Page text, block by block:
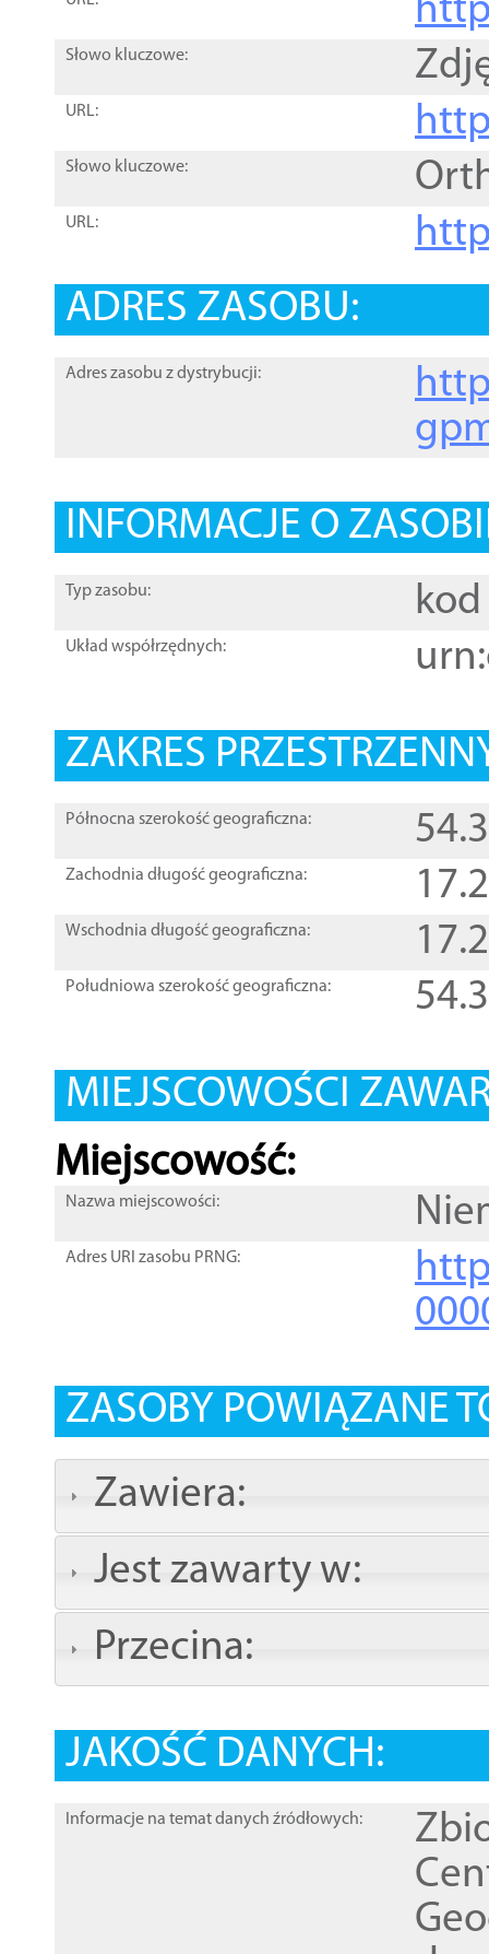
Słowo kluczowe:
URL:
Słowo kluczowe:
URL:
ADRES ZASOBU:
Adres zasobu z dystrybucji:
INFORMACJE O
Typ zasobu: kod
Układ współrzędnych:
ZAKRES
Północna szerokość geograficzna:
Zachodnia długość geograficzna:
Wschodnia długość geograficzna:
Południowa szerokość geograficzna:
MIEJSCOWOŚCI
Miejscowość:
Nazwa miejscowości:
Adres URI zasobu PRNG:
ZASOBY POWIĄZANE
Zawiera:
Jest zawarty w:
Przecina:
JAKOŚĆ DANYCH:
Informacje na temat danych źródłowych: